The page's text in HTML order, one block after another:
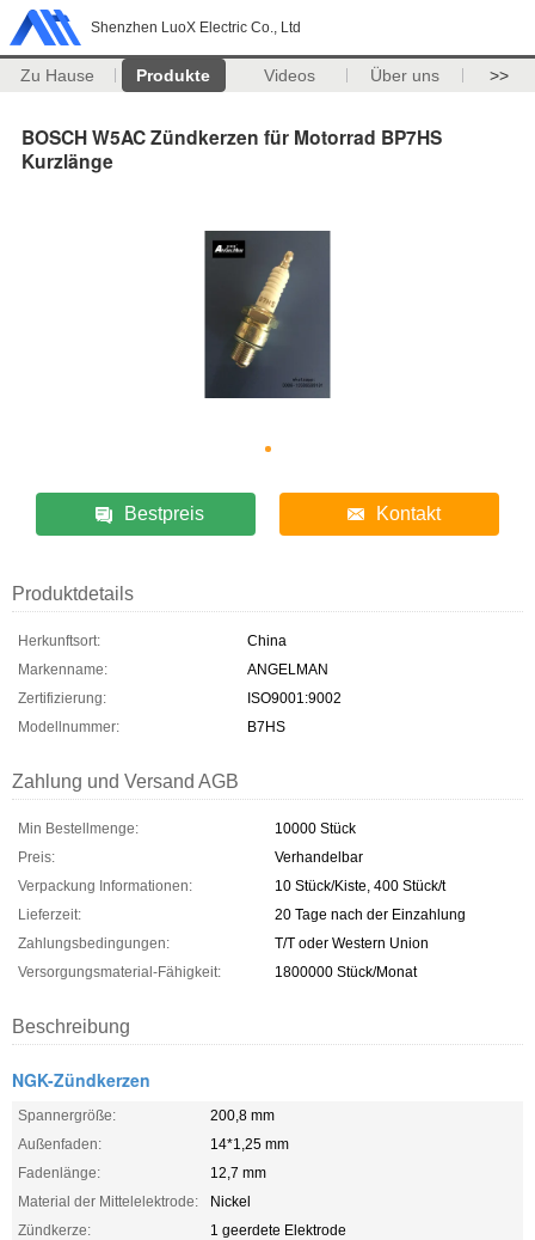
Shenzhen LuoX Electric Co., Ltd
Zu Hause Produkte Videos Über uns >>
BOSCH W5AC Zündkerzen für Motorrad BP7HS
Kurzlänge
Bestpreis Kontakt
Produktdetails
Herkunftsort:
China
Markenname:
ANGELMAN
Zertifizierung:
ISO9001:9002
Modellnummer:
B7HS
Zahlung und Versand AGB
Min Bestellmenge:
10000 Stück
Preis:
Verhandelbar
Verpackung Informationen:
10 Stück/Kiste, 400 Stück/t
Lieferzeit:
20 Tage nach der Einzahlung
Zahlungsbedingungen:
T/T oder Western Union
Versorgungsmaterial-Fähigkeit:
1800000 Stück/Monat
Beschreibung
NGK-Zündkerzen
Spannergröße:
200,8 mm
Außenfaden:
14*1,25 mm
Fadenlänge:
12,7 mm
Material der Mittelelektrode:
Nickel
Zündkerze:
1 geerdete Elektrode